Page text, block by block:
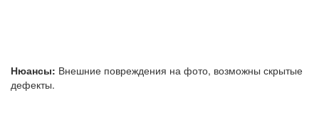
Нюансы: Внешние повреждения на фото, возможны скрытые
дефекты.